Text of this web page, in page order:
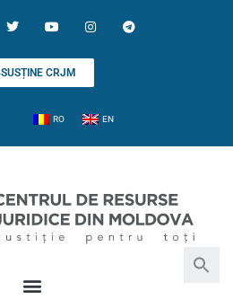
SUSȚINE CRJM
RO EN